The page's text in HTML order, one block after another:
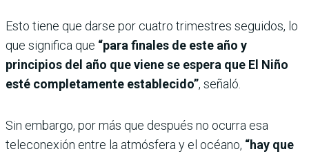
Esto tiene que darse por cuatro trimestres seguidos, lo
que significa que “para finales de este año y
principios del año que viene se espera que El Niño
esté completamente establecido”, señaló.
Sin embargo, por más que después no ocurra esa
teleconexión entre la atmósfera y el océano, “hay que